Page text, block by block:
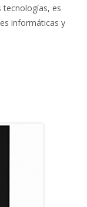
tecnologías, es
informáticas y